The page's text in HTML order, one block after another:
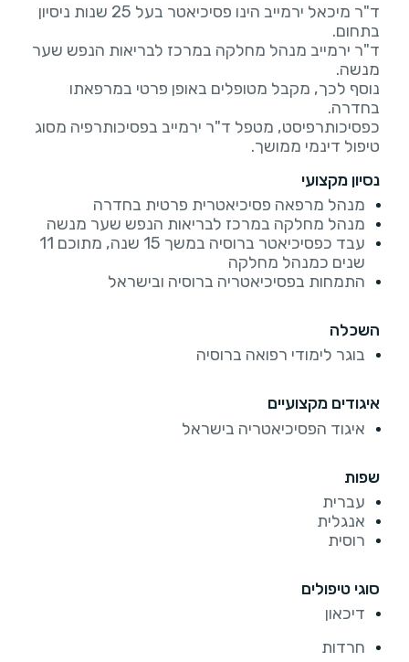
ד"ר מיכאל ירמייב הינו פסיכיאטר בעל 25 שנות ניסיון
ד"ר ירמייב מנהל מחלקה במרכז לבריאות הנפש שער
נוסף לכך, מקבל מטופלים באופן פרטי במרפאתו
כפסיכותרפיסט, מטפל ד"ר ירמייב בפסיכותרפיה מסוג
טיפול דינמי ממושך.
נסיון מקצועי
מנהל מרפאה פסיכיאטרית פרטית בחדרה
מנהל מחלקה במרכז לבריאות הנפש שער מנשה
עבד כפסיכיאטר ברוסיה במשך 15 שנה, מתוכם 11
שנים כמנהל מחלקה
התמחות בפסיכיאטריה ברוסיה ובישראל
השכלה
בוגר לימודי רפואה ברוסיה
איגודים מקצועיים
איגוד הפסיכיאטריה בישראל
שפות
עברית
אנגלית
רוסית
סוגי טיפולים
דיכאון
חרדות